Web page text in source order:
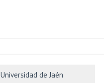
Universidad de Jaén